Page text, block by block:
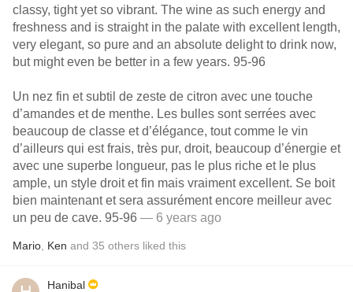
classy, tight yet so vibrant. The wine as such energy and
freshness and is straight in the palate with excellent length,
very elegant, so pure and an absolute delight to drink now,
but might even be better in a few years. 95-96
Un nez fin et subtil de zeste de citron avec une touche
d’amandes et de menthe. Les bulles sont serrées avec
beaucoup de classe et d’élégance, tout comme le vin
d’ailleurs qui est frais, très pur, droit, beaucoup d’énergie et
avec une superbe longueur, pas le plus riche et le plus
ample, un style droit et fin mais vraiment excellent. Se boit
bien maintenant et sera assurément encore meilleur avec
un peu de cave. 95-96 — 6 years ago
Mario Ken and 35 others liked this
Hanibal